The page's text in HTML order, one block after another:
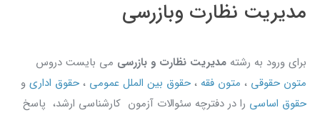
مدیریت نظارت وبازرسی
براي ورود به رشته مدیریت نظارت و بازرسی مي بايست دروس
متون حقوقي ، متون فقه ، حقوق بين الملل عمومي ، حقوق اداري و
حقوق اساسي را در دفترچه سئوالات آزمون کارشناسي ارشد، پاسخ